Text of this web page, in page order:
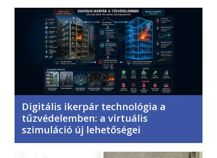
Digitális ikerpár technológia a
tűzvédelemben: a virtuális
szimuláció új lehetőségei